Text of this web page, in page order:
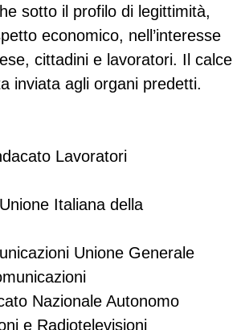
sotto il profilo di legittimità,
economico, nell’interesse
cittadini e lavoratori. Il calce
inviata agli organi predetti.
Lavoratori
Italiana della
Unione Generale
Nazionale Autonomo
e Radiotelevisioni